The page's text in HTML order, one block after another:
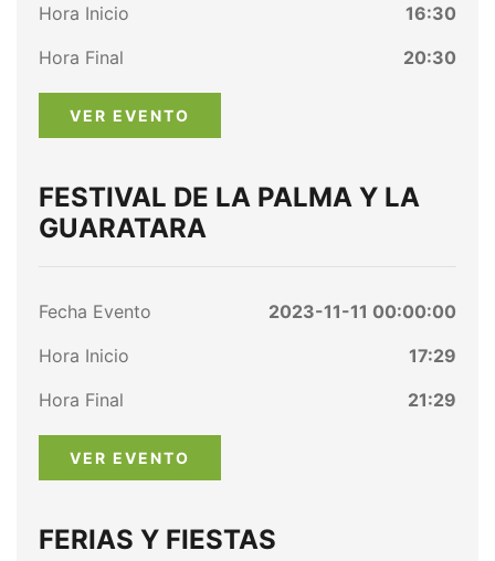
Hora Inicio
16:30
Hora Final
20:30
VER EVENTO
FESTIVAL DE LA PALMA Y LA
GUARATARA
Fecha Evento
2023-11-11 00:00:00
Hora Inicio
17:29
Hora Final
21:29
VER EVENTO
FERIAS Y FIESTAS